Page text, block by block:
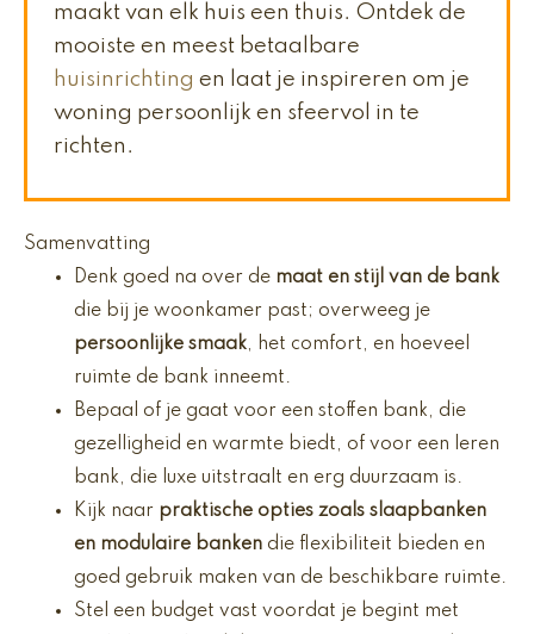
maakt van elk huis een thuis. Ontdek de
mooiste en meest betaalbare
huisinrichting en laat je inspireren om je
woning persoonlijk en sfeervol in te
richten.
Samenvatting
Denk goed na over de maat en stijl van de bank
die bij je woonkamer past; overweeg je
persoonlijke smaak, het comfort, en hoeveel
ruimte de bank inneemt.
Bepaal of je gaat voor een stoffen bank, die
gezelligheid en warmte biedt, of voor een leren
bank, die luxe uitstraalt en erg duurzaam is.
Kijk naar praktische opties zoals slaapbanken
en modulaire banken die flexibiliteit bieden en
goed gebruik maken van de beschikbare ruimte.
Stel een budget vast voordat je begint met